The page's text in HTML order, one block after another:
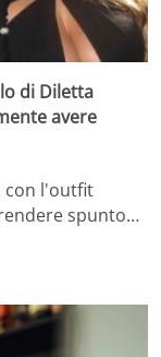
di Diletta
avere
con l'outfit
spunto…